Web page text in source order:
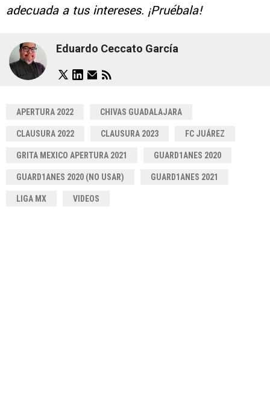
adecuada a tus intereses. ¡Pruébala!
Eduardo Ceccato García
APERTURA 2022 CHIVAS GUADALAJARA
CLAUSURA 2022 CLAUSURA 2023 FC JUÁREZ
GRITA MEXICO APERTURA 2021 GUARD1ANES 2020
GUARD1ANES 2020 (NO USAR) GUARD1ANES 2021
LIGA MX VIDEOS